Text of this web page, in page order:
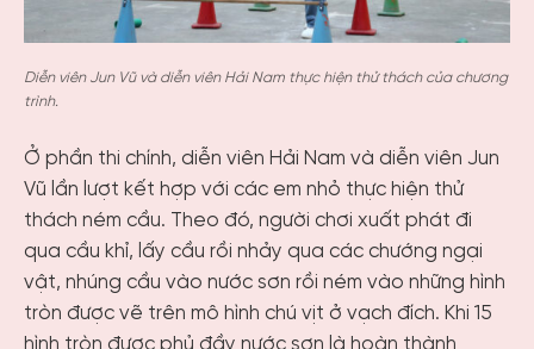
Diễn viên Jun Vũ và diễn viên Hải Nam thực hiện thử thách của chương
trình.
Ở phần thi chính, diễn viên Hải Nam và diễn viên Jun
Vũ lần lượt kết hợp với các em nhỏ thực hiện thử
thách ném cầu. Theo đó, người chơi xuất phát đi
qua cầu khỉ, lấy cầu rồi nhảy qua các chướng ngại
vật, nhúng cầu vào nước sơn rồi ném vào những hình
tròn được vẽ trên mô hình chú vịt ở vạch đích. Khi 15